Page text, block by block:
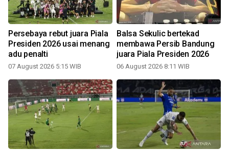
Persebaya rebut juara Piala
Presiden 2026 usai menang
adu penalti
07 August 2026 5:15 WIB
Balsa Sekulic bertekad
membawa Persib Bandung
juara Piala Presiden 2026
06 August 2026 8:11 WIB